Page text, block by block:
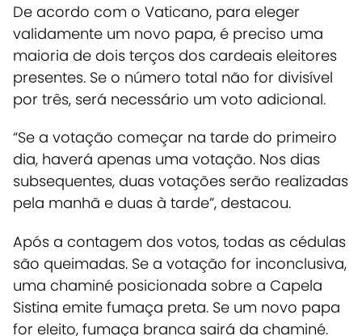
De acordo com o Vaticano, para eleger
validamente um novo papa, é preciso uma
maioria de dois terços dos cardeais eleitores
presentes. Se o número total não for divisível
por três, será necessário um voto adicional.
“Se a votação começar na tarde do primeiro
dia, haverá apenas uma votação. Nos dias
subsequentes, duas votações serão realizadas
pela manhã e duas à tarde”, destacou.
Após a contagem dos votos, todas as cédulas
são queimadas. Se a votação for inconclusiva,
uma chaminé posicionada sobre a Capela
Sistina emite fumaça preta. Se um novo papa
for eleito, fumaça branca sairá da chaminé.